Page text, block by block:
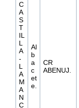
C
A
S
T
IL
L
A
-
L
A
M
A
N
C
Al
b
a
c
et
e.
CR
ABENUJ.